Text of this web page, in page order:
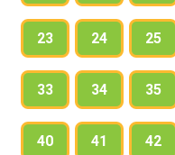
23 24 25
33 34 35
40 41 42